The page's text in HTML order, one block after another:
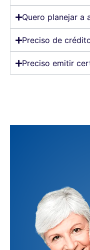
Quero planejar a
Preciso de
Preciso emitir